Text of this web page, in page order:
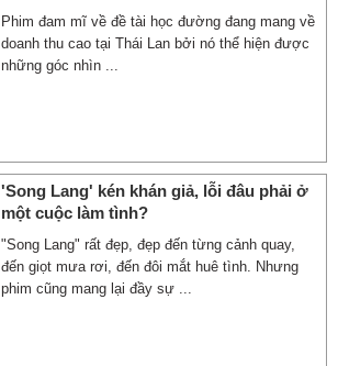
Phim đam mĩ về đề tài học đường đang mang về
doanh thu cao tại Thái Lan bởi nó thể hiện được
những góc nhìn ...
'Song Lang' kén khán giả, lỗi đâu phải ở
một cuộc làm tình?
"Song Lang" rất đẹp, đẹp đến từng cảnh quay,
đến giọt mưa rơi, đến đôi mắt huê tình. Nhưng
phim cũng mang lại đầy sự ...